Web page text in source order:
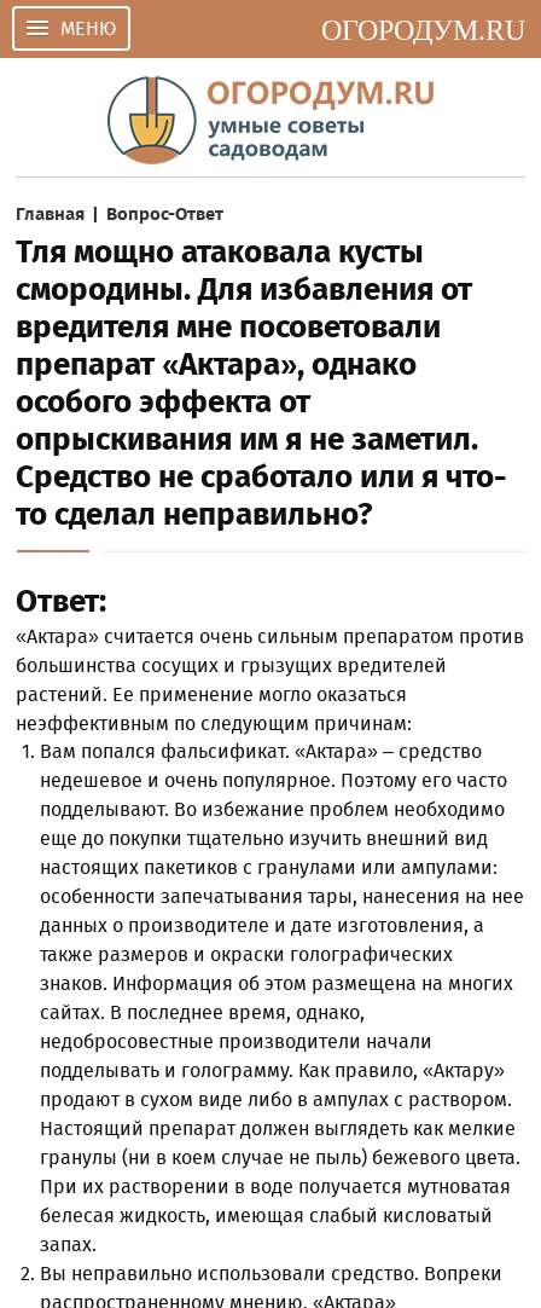
МЕНЮ ОГОРОДУМ.RU
Главная | Вопрос-Ответ
Тля мощно атаковала кусты
смородины. Для избавления от
вредителя мне посоветовали
препарат «Актара», однако
особого эффекта от
опрыскивания им я не заметил.
Средство не сработало или я что-
то сделал неправильно?
Ответ:
«Актара» считается очень сильным препаратом против
большинства сосущих и грызущих вредителей
растений. Ее применение могло оказаться
неэффективным по следующим причинам:
Вам попался фальсификат. «Актара» – средство
недешевое и очень популярное. Поэтому его часто
подделывают. Во избежание проблем необходимо
еще до покупки тщательно изучить внешний вид
настоящих пакетиков с гранулами или ампулами:
особенности запечатывания тары, нанесения на нее
данных о производителе и дате изготовления, а
также размеров и окраски голографических
знаков. Информация об этом размещена на многих
сайтах. В последнее время, однако,
недобросовестные производители начали
подделывать и голограмму. Как правило, «Актару»
продают в сухом виде либо в ампулах с раствором.
Настоящий препарат должен выглядеть как мелкие
гранулы (ни в коем случае не пыль) бежевого цвета.
При их растворении в воде получается мутноватая
белесая жидкость, имеющая слабый кисловатый
запах.
Вы неправильно использовали средство. Вопреки
распространенному мнению, «Актара»